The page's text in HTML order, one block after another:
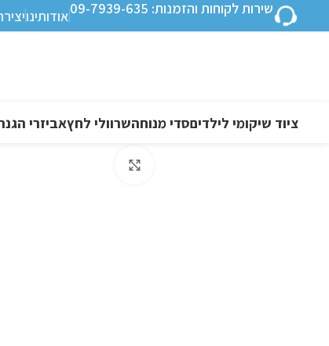
שירות לקוחות והזמנות: 09-7939-635 אודותינו
ציוד שיקומי לילדיםסדי מנוחהשרוולי לחץאביזרי